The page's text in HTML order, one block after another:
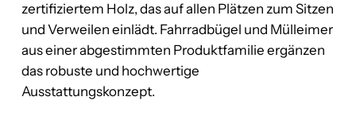
zertifiziertem Holz, das auf allen Plätzen zum Sitzen
und Verweilen einlädt. Fahrradbügel und Mülleimer
aus einer abgestimmten Produktfamilie ergänzen
das robuste und hochwertige
Ausstattungskonzept.